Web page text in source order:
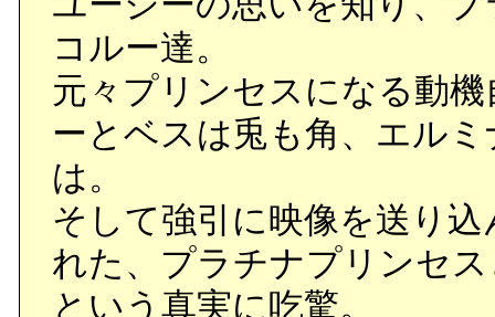
コルー達。
元々プリンセスになる動
ーとベスは兎も角、エル
は。
そして強引に映像を送り
れた、プラチナプリンセ
という真実に吃驚。